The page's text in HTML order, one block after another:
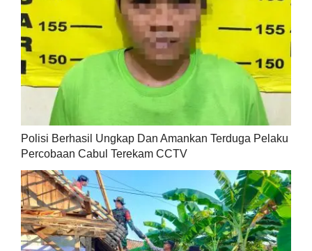
Polisi Berhasil Ungkap Dan Amankan Terduga Pelaku
Percobaan Cabul Terekam CCTV